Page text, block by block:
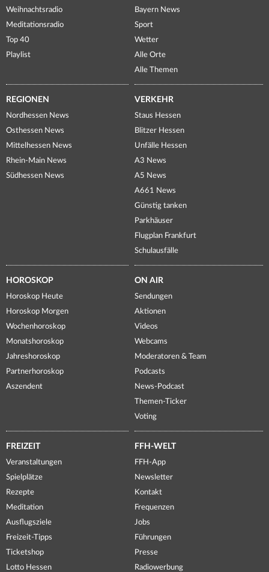
Weihnachtsradio
Meditationsradio
Top 40
Playlist
Bayern News
Sport
Wetter
Alle Orte
Alle Themen
REGIONEN
Nordhessen News
Osthessen News
Mittelhessen News
Rhein-Main News
Südhessen News
VERKEHR
Staus Hessen
Blitzer Hessen
Unfälle Hessen
A3 News
A5 News
A661 News
Günstig tanken
Parkhäuser
Flugplan Frankfurt
Schulausfälle
HOROSKOP
Horoskop Heute
Horoskop Morgen
Wochenhoroskop
Monatshoroskop
Jahreshoroskop
Partnerhoroskop
Aszendent
ON AIR
Sendungen
Aktionen
Videos
Webcams
Moderatoren & Team
Podcasts
News-Podcast
Themen-Ticker
Voting
FREIZEIT
Veranstaltungen
Spielplätze
Rezepte
Meditation
Ausflugsziele
Freizeit-Tipps
Ticketshop
Lotto Hessen
FFH-WELT
FFH-App
Newsletter
Kontakt
Frequenzen
Jobs
Führungen
Presse
Radiowerbung